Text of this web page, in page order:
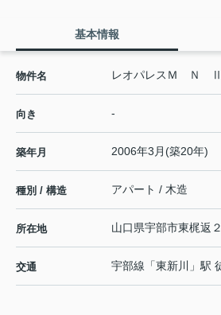
基本情報
物件名 レオパレスＭ Ｎ Ⅱ
向き -
築年月 2006年3月(築20年)
種別 / 構造 アパート / 木造
所在地 山口県宇部市東梶返
交通 宇部線 「東新川 」駅